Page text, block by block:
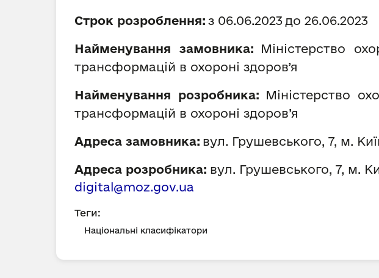
Строк розроблення: з 06.06.2023до 26.06.2023
Найменування замовника:
Міністерство
трансформацій в охороні здоров’я
Найменування розробника: Міністерство
трансформацій в охороні здоров’я
Адреса замовника: вул. Грушевського, 7, м.
Адреса розробника: вул. Грушевського, 7, м.
digital@moz.gov.ua
Теги:
Національні класифікатори